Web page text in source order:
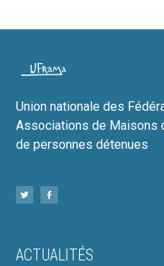
Union nationale des
Associations de Maisons
de personnes détenues
ACTUALITÉS